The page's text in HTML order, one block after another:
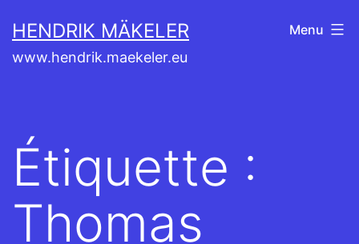
au
contenu
HENDRIK MÄKELER
www.hendrik.maekeler.eu
Menu
Étiquette :
Thomas